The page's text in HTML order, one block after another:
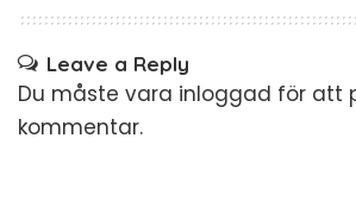
Leave a Reply
Du måste vara inloggad för att
kommentar.